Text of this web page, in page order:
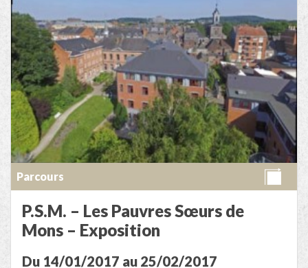
Parcours
P.S.M. – Les Pauvres Sœurs de
Mons – Exposition
Du 14/01/2017 au 25/02/2017